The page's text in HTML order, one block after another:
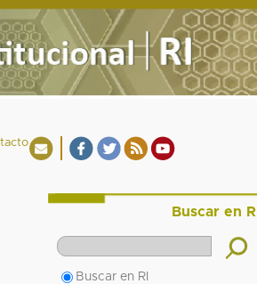
Buscar en RI
Buscar en RI